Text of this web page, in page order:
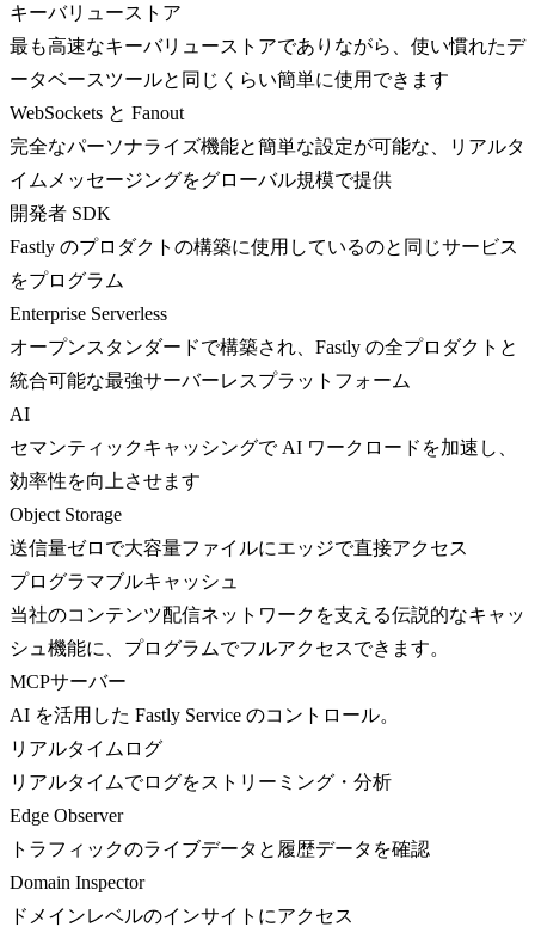
キーバリューストア
最も高速なキーバリューストアでありながら、使い慣れたデ
ータベースツールと同じくらい簡単に使用できます
WebSockets と Fanout
完全なパーソナライズ機能と簡単な設定が可能な、リアルタ
イムメッセージングをグローバル規模で提供
開発者 SDK
Fastly のプロダクトの構築に使用しているのと同じサービス
をプログラム
Enterprise Serverless
オープンスタンダードで構築され、Fastly の全プロダクトと
統合可能な最強サーバーレスプラットフォーム
AI
セマンティックキャッシングで AI ワークロードを加速し、
効率性を向上させます
Object Storage
送信量ゼロで大容量ファイルにエッジで直接アクセス
プログラマブルキャッシュ
当社のコンテンツ配信ネットワークを支える伝説的なキャッ
シュ機能に、プログラムでフルアクセスできます。
MCPサーバー
AI を活用した Fastly Service のコントロール。
リアルタイムログ
リアルタイムでログをストリーミング・分析
Edge Observer
トラフィックのライブデータと履歴データを確認
Domain Inspector
ドメインレベルのインサイトにアクセス